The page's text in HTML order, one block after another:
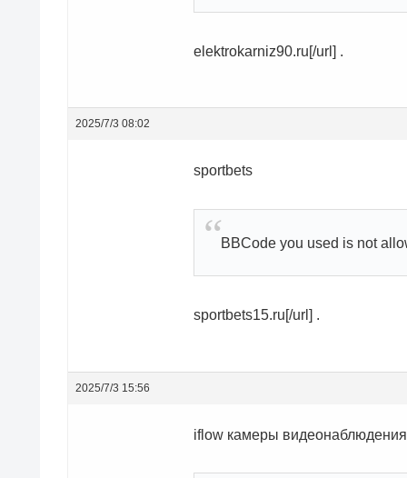
elektrokarniz90.ru[/url] .
2025/7/3 08:02
sportbets
BBCode you used is not
sportbets15.ru[/url] .
2025/7/3 15:56
iflow камеры видеонаблюдения